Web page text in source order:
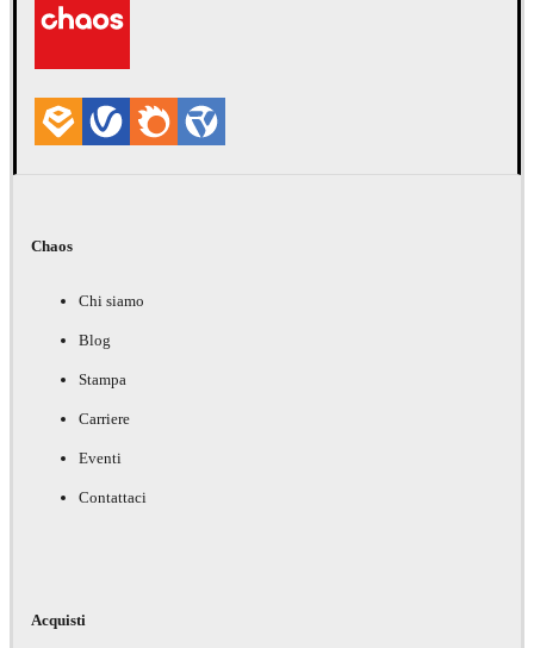
Chaos
Chi siamo
Blog
Stampa
Carriere
Eventi
Contattaci
Acquisti